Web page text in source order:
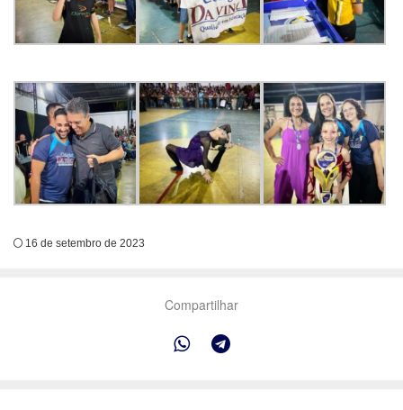
16 de setembro de 2023
Compartilhar